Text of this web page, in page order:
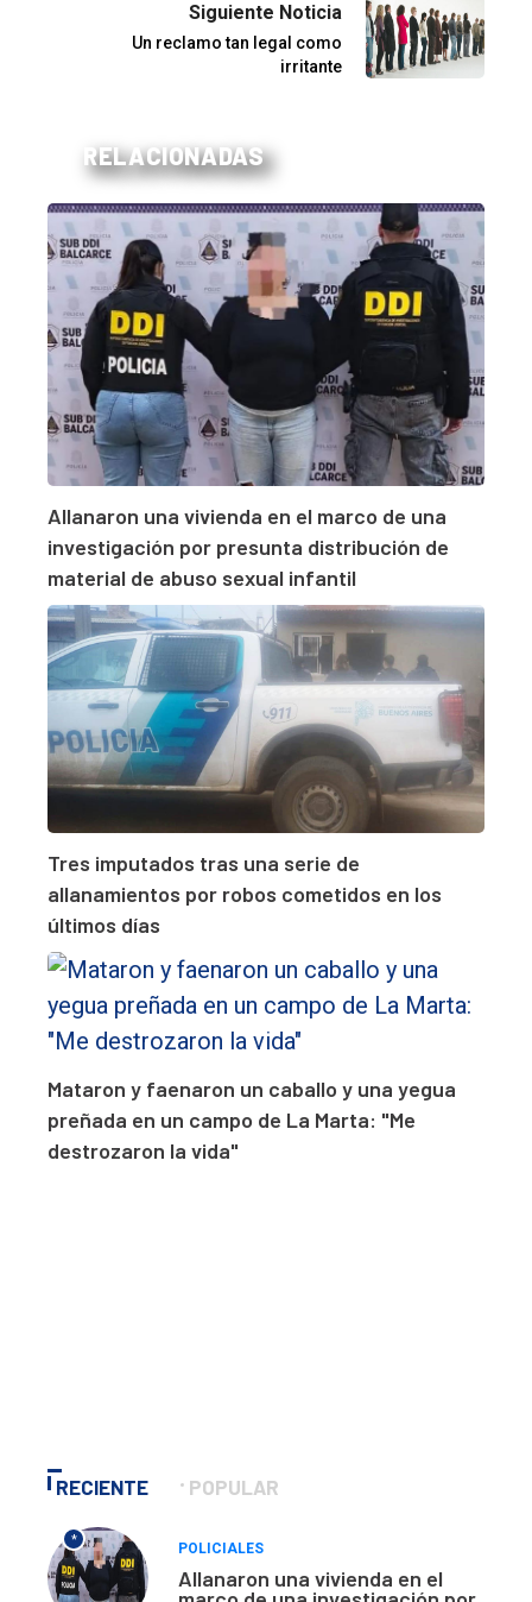
Siguiente Noticia
Un reclamo tan legal como
irritante
RELACIONADAS
Allanaron una vivienda en el marco de una
investigación por presunta distribución de
material de abuso sexual infantil
Tres imputados tras una serie de
allanamientos por robos cometidos en los
últimos días
Mataron y faenaron un caballo y una yegua
preñada en un campo de La Marta: "Me
destrozaron la vida"
RECIENTE POPULAR
*
POLICIALES
Allanaron una vivienda en el